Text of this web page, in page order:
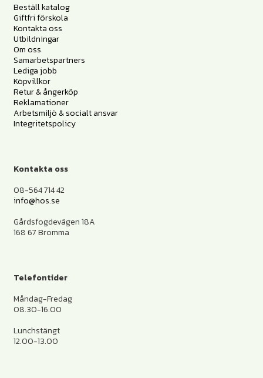
Beställ katalog
Giftfri förskola
Kontakta oss
Utbildningar
Om oss
Samarbetspartners
Lediga jobb
Köpvillkor
Retur & ångerköp
Reklamationer
Arbetsmiljö & socialt ansvar
Integritetspolicy
Kontakta oss
08-564 714 42
info@hos.se
Gårdsfogdevägen 18A
168 67 Bromma
Telefontider
Måndag-Fredag
08.30-16.00
Lunchstängt
12.00-13.00